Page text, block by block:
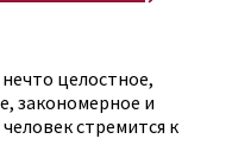
целостное,
закономерное и
стремится к